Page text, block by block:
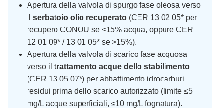
Apertura della valvola di spurgo fase oleosa verso
il serbatoio olio recuperato (CER 13 02 05* per
recupero CONOU se <15% acqua, oppure CER
12 01 09* / 13 01 05* se >15%).
Apertura della valvola di scarico fase acquosa
verso il trattamento acque dello stabilimento
(CER 13 05 07*) per abbattimento idrocarburi
residui prima dello scarico autorizzato (limite ≤5
mg/L acque superficiali, ≤10 mg/L fognatura).